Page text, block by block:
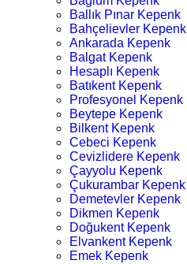
Ballık Pınar Kepenk
Bahçelievler Kepenk
Ankarada Kepenk
Balgat Kepenk
Hesaplı Kepenk
Batıkent Kepenk
Profesyonel Kepenk
Beytepe Kepenk
Bilkent Kepenk
Cebeci Kepenk
Cevizlidere Kepenk
Çayyolu Kepenk
Çukurambar Kepenk
Demetevler Kepenk
Dikmen Kepenk
Doğukent Kepenk
Elvankent Kepenk
Emek Kepenk